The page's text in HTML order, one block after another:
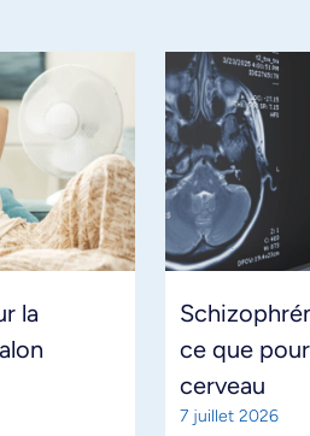
la
ce que
cerveau
7 juillet 2026